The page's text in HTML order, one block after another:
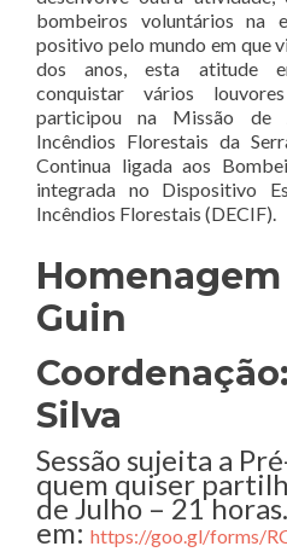
bombeiros voluntários na
positivo pelo mundo em que
dos anos, esta atitude
conquistar vários
participou na Missão de
Incêndios Florestais da
Continua ligada aos
integrada no Dispositivo
Incêndios Florestais (DECIF).
Guin
Silva
Sessão sujeita a
quem quiser
de Julho – 21
em:https://goo.gl/forms/